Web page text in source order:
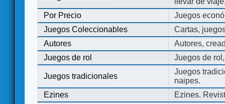
Por Precio
Juegos
Juegos Coleccionables
Cartas,
Autores
Autores,
Juegos de rol
Juegos de
Juegos tradicionales
Juegos
naipes.
Ezines
Ezines.